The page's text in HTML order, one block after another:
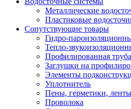
Металлические
Пластиковые
Сопутствующие товары
Гидро-
Тепло-
Профилированная труба
Заглушки на
Элементы
Уплотнитель
Пены, герметики, ленты
Проволока